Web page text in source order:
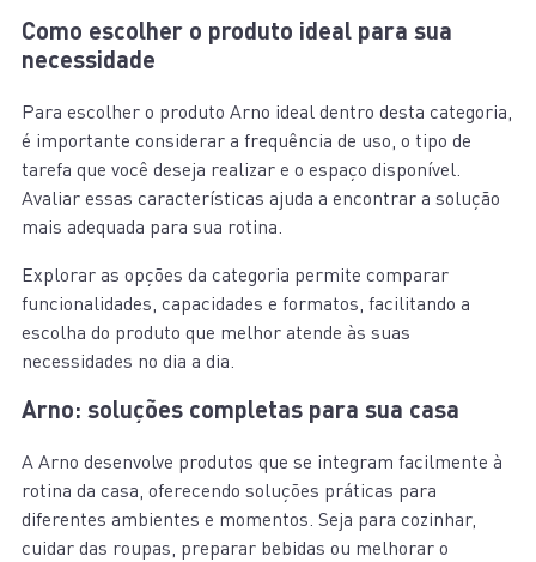
Como escolher o produto ideal para sua
necessidade
Para escolher o produto Arno ideal dentro desta categoria,
é importante considerar a frequência de uso, o tipo de
tarefa que você deseja realizar e o espaço disponível.
Avaliar essas características ajuda a encontrar a solução
mais adequada para sua rotina.
Explorar as opções da categoria permite comparar
funcionalidades, capacidades e formatos, facilitando a
escolha do produto que melhor atende às suas
necessidades no dia a dia.
Arno: soluções completas para sua casa
A Arno desenvolve produtos que se integram facilmente à
rotina da casa, oferecendo soluções práticas para
diferentes ambientes e momentos. Seja para cozinhar,
cuidar das roupas, preparar bebidas ou melhorar o